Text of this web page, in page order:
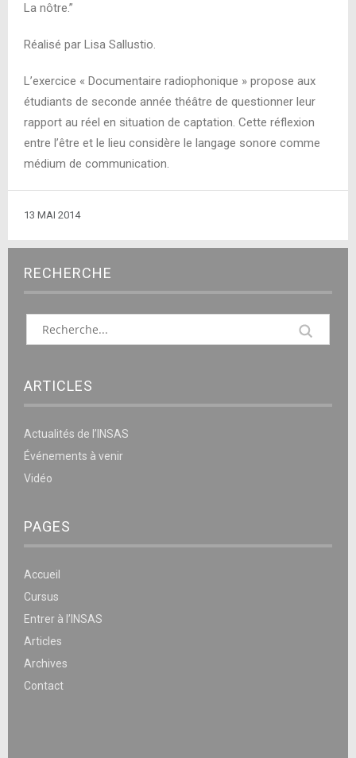
La nôtre.”
Réalisé par Lisa Sallustio.
L’exercice « Documentaire radiophonique » propose aux
étudiants de seconde année théâtre de questionner leur
rapport au réel en situation de captation. Cette réflexion
entre l’être et le lieu considère le langage sonore comme
médium de communication.
13 MAI 2014
RECHERCHE
ARTICLES
Actualités de l’INSAS
Événements à venir
Vidéo
PAGES
Accueil
Cursus
Entrer à l’INSAS
Articles
Archives
Contact